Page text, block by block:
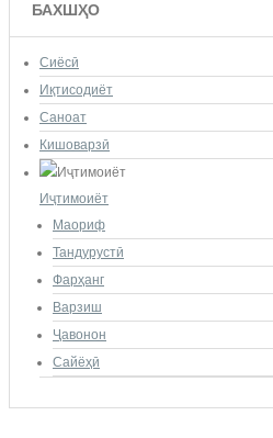
БАХШҲО
Сиёсӣ
Иқтисодиёт
Саноат
Кишоварзӣ
Иҷтимоиёт
Маориф
Тандурустӣ
Фарҳанг
Варзиш
Ҷавонон
Сайёҳӣ